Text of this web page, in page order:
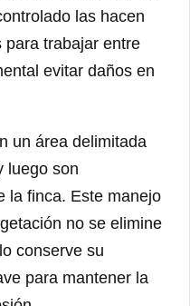
las hacen
para trabajar entre
evitar daños en
un área delimitada
luego son
la finca. Este manejo
no se elimine
conserve su
para mantener la